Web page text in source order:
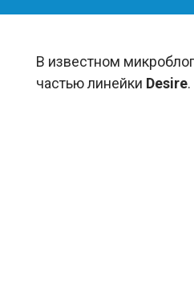
В известном
частью линейки Desire.